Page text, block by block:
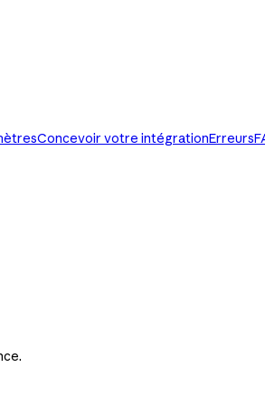
Concevoir votre intégrationErreurs